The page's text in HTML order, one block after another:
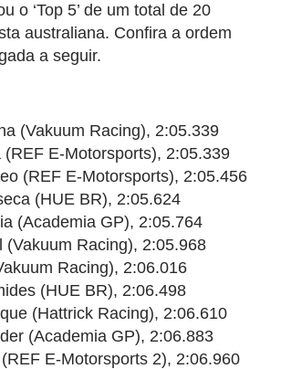
o ‘Top 5’ de um total de 20
australiana. Confira a ordem
a seguir.
(Vakuum Racing), 2:05.339
(REF E-Motorsports), 2:05.339
(REF E-Motorsports), 2:05.456
(HUE BR), 2:05.624
(Academia GP), 2:05.764
(Vakuum Racing), 2:05.968
Racing), 2:06.016
(HUE BR), 2:06.498
(Hattrick Racing), 2:06.610
(Academia GP), 2:06.883
E-Motorsports 2), 2:06.960